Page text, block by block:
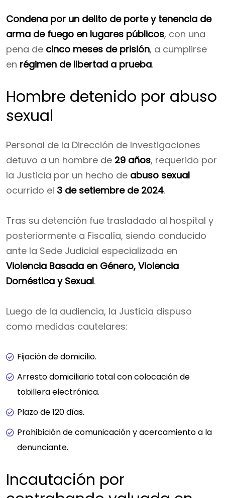
Condena por un delito de porte y tenencia de
arma de fuego en lugares públicos, con una
pena de cinco meses de prisión, a cumplirse
en régimen de libertad a prueba.
Hombre detenido por abuso
sexual
Personal de la Dirección de Investigaciones
detuvo a un hombre de 29 años, requerido por
la Justicia por un hecho de abuso sexual
ocurrido el 3 de setiembre de 2024.
Tras su detención fue trasladado al hospital y
posteriormente a Fiscalía, siendo conducido
ante la Sede Judicial especializada en
Violencia Basada en Género, Violencia
Doméstica y Sexual.
Luego de la audiencia, la Justicia dispuso
como medidas cautelares:
Fijación de domicilio.
Arresto domiciliario total con colocación de
tobillera electrónica.
Plazo de 120 días.
Prohibición de comunicación y acercamiento a la
denunciante.
Incautación por